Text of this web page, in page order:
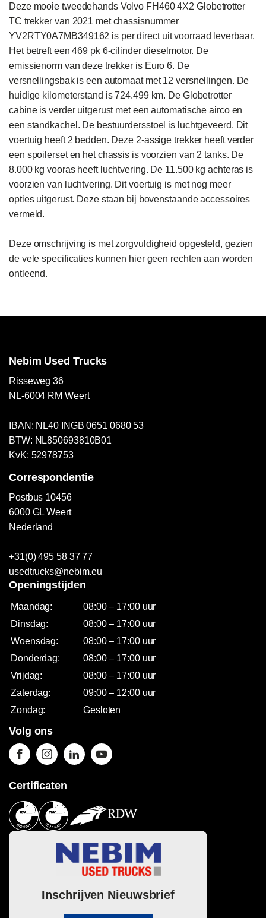
Deze mooie tweedehands Volvo FH460 4X2 Globetrotter
TC trekker van 2021 met chassisnummer
YV2RTY0A7MB349162 is per direct uit voorraad leverbaar.
Het betreft een 469 pk 6-cilinder dieselmotor. De
emissienorm van deze trekker is Euro 6. De
versnellingsbak is een automaat met 12 versnellingen. De
huidige kilometerstand is 724.499 km. De Globetrotter
cabine is verder uitgerust met een automatische airco en
een standkachel. De bestuurdersstoel is luchtgeveerd. Dit
voertuig heeft 2 bedden. Deze 2-assige trekker heeft verder
een spoilerset en het chassis is voorzien van 2 tanks. De
8.000 kg vooras heeft luchtvering. De 11.500 kg achteras is
voorzien van luchtvering. Dit voertuig is met nog meer
opties uitgerust. Deze staan bij bovenstaande accessoires
vermeld.
Deze omschrijving is met zorgvuldigheid opgesteld, gezien
de vele specificaties kunnen hier geen rechten aan worden
ontleend.
Nebim Used Trucks
Risseweg 36
NL-6004 RM Weert
IBAN: NL40 INGB 0651 0680 53
BTW: NL850693810B01
KvK: 52978753
Correspondentie
Postbus 10456
6000 GL Weert
Nederland
+31(0) 495 58 37 77
usedtrucks@nebim.eu
Openingstijden
Maandag:
08:00 – 17:00 uur
Dinsdag:
08:00 – 17:00 uur
Woensdag:
08:00 – 17:00 uur
Donderdag:
08:00 – 17:00 uur
Vrijdag:
08:00 – 17:00 uur
Zaterdag:
09:00 – 12:00 uur
Zondag:
Gesloten
Volg ons
Certificaten
Inschrijven Nieuwsbrief